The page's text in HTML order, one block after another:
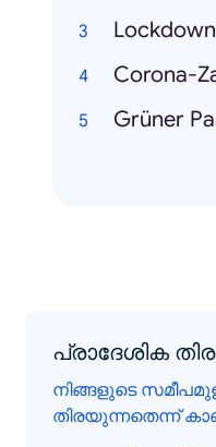
Lockdown
Corona-
Grüner
പ്രാദേശിക
നിങ്ങളുടെ
തിരയുന്നതെന്ന്